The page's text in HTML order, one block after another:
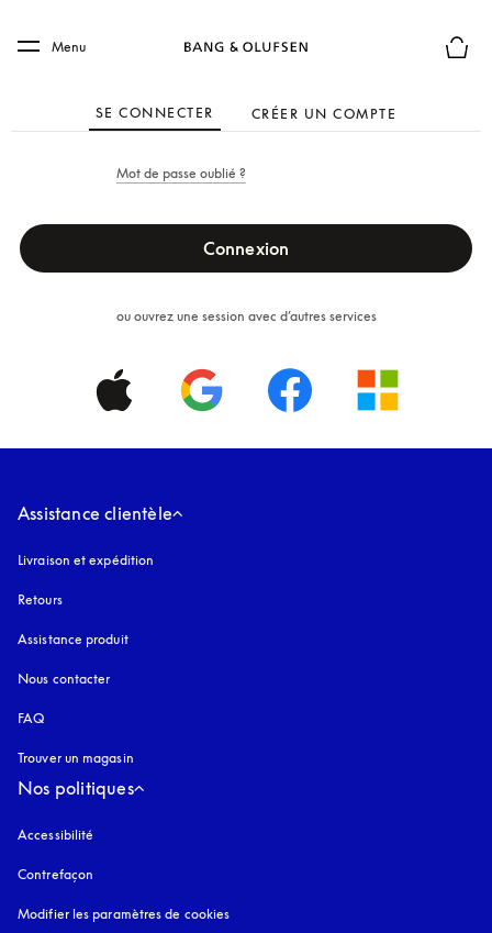
Skip to main footer
Menu
SE CONNECTER CRÉER UN COMPTE
Mot de passe oublié ?
Connexion
ou ouvrez une session avec d’autres services
Assistance clientèle
Livraison et expédition
Retours
Assistance produit
Nous contacter
FAQ
Trouver un magasin
Nos politiques
Accessibilité
Contrefaçon
Modifier les paramètres de cookies